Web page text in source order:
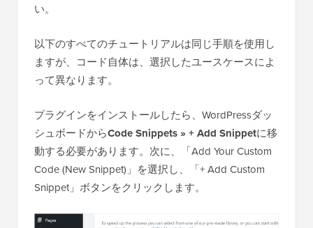
い。
以下のすべてのチュートリアルは同じ手順を使用し
ますが、コード自体は、選択したユースケースによ
って異なります。
プラグインをインストールしたら、WordPressダッ
シュボードからCode Snippets » + Add Snippetに移
動する必要があります。次に、「Add Your Custom
Code (New Snippet)」を選択し、「+ Add Custom
Snippet」ボタンをクリックします。